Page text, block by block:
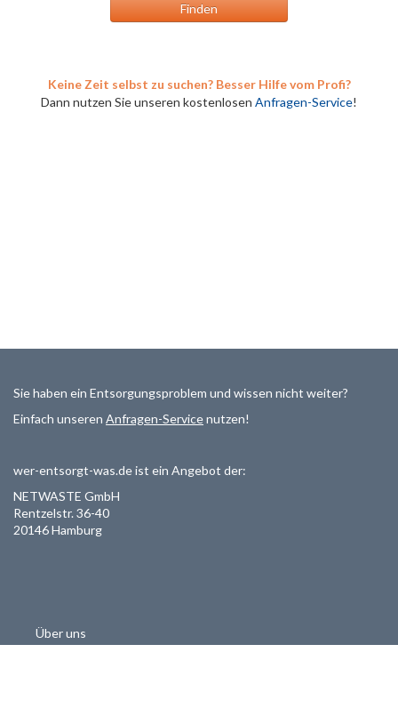
Keine Zeit selbst zu suchen? Besser Hilfe vom Profi?
Dann nutzen Sie unseren kostenlosen Anfragen-Service!
Sie haben ein Entsorgungsproblem und wissen nicht weiter?
Einfach unseren Anfragen-Servicenutzen!
wer-entsorgt-was.de ist ein Angebot der:
NETWASTE GmbH
Rentzelstr. 36-40
20146 Hamburg
Über uns